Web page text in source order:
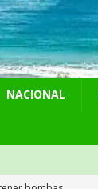
NACIONAL